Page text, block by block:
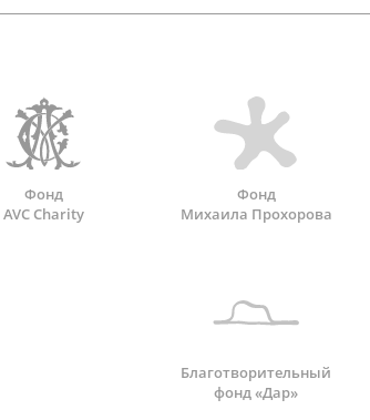
Фонд
AVC Charity
Фонд
Михаила Прохорова
Благотворительный
фонд «Дар»